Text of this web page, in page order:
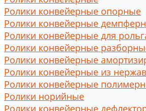
Ролики конвейерные опорные
Ролики конвейерные
Ролики конвейерные для
Ролики конвейерные
Ролики конвейерные
Ролики конвейерные из
Ролики конвейерные
Ролики норийные
Ролики конвейерные